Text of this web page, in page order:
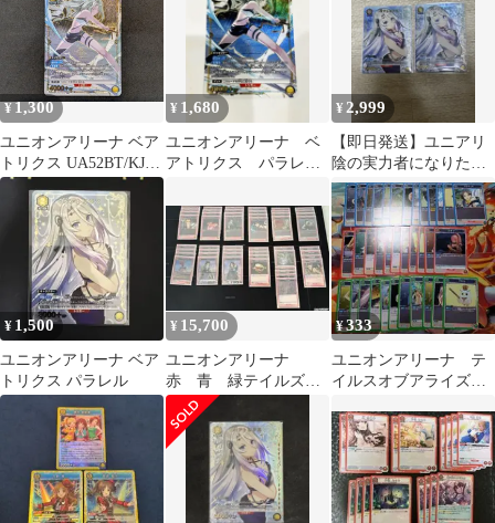
¥1,300
ユニオンアリーナ ベア
トリクス UA52BT/KJN-
1-028 R★ UNION
ARENA 412
¥ 1,680
ユニオンアリーナ ベ
アトリクス パラレル
¥ 2,999
【即日発送】ユニアリ
陰の実力者になりたく
て ベアトリクス U
★ パラレル
¥ 1,500
ユニオンアリーナ ベア
トリクス パラレル
¥ 15,700
ユニオンアリーナ
赤 青 緑テイルズ 3
デッキ パラレル入
り パーツ付き
¥333
ユニオンアリーナ テ
イルスオブアライズ